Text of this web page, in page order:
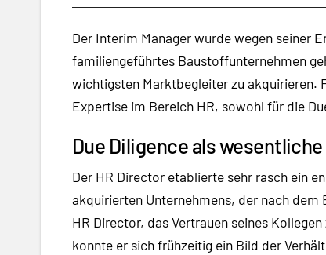
Der Interim Manager wurde wegen seiner
familiengeführtes Baustoffunternehmen
wichtigsten Marktbegleiter zu akquirieren.
Expertise im Bereich HR, sowohl für die
Due Diligence als
Der HR Director etablierte sehr rasch ein
akquirierten Unternehmens, der nach dem
HR Director, das Vertrauen seines
konnte er sich frühzeitig ein Bild der